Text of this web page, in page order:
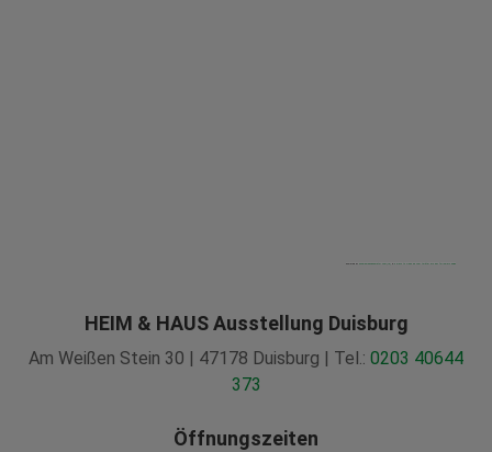
HEIM & HAUS Ausstellung Duisburg
Am Weißen Stein 30 | 47178 Duisburg | Tel.: 0203 40644
373
Öffnungszeiten